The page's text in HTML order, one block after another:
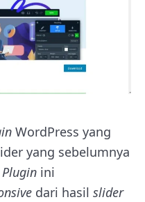
WordPress yang
yang sebelumnya
Plugin ini
dari hasil slider